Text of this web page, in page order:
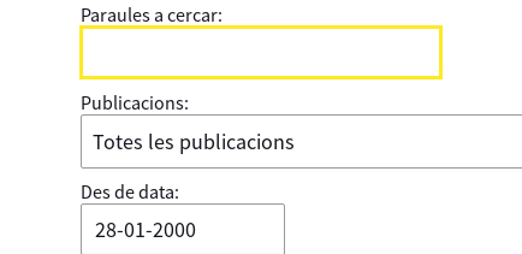
Paraules a cercar:
Publicacions:
Des de data: